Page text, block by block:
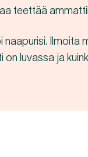
teettää
naapurisi. Ilmoita
on luvassa ja